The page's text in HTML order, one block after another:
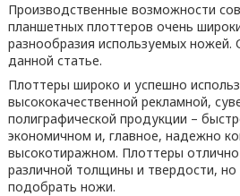
Производственные возможности
планшетных плоттеров очень
разнообразия используемых
данной статье.
Плоттеры широко и успешно
высококачественной рекламной,
полиграфической продукции –
экономичном и, главное, надежно
высокотиражном. Плоттеры
различной толщины и твердости,
подобрать ножи.